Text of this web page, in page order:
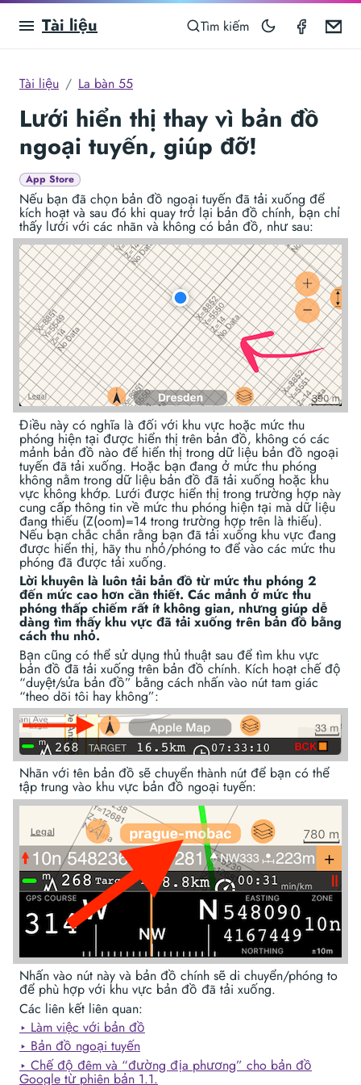
Tài liệu Tìm kiếm
Tài liệu La bàn 55
Lưới hiển thị thay vì bản đồ
ngoại tuyến, giúp đỡ!
App Store
Nếu bạn đã chọn bản đồ ngoại tuyến đã tải xuống để
kích hoạt và sau đó khi quay trở lại bản đồ chính, bạn chỉ
thấy lưới với các nhãn và không có bản đồ, như sau:
Điều này có nghĩa là đối với khu vực hoặc mức thu
phóng hiện tại được hiển thị trên bản đồ, không có các
mảnh bản đồ nào để hiển thị trong dữ liệu bản đồ ngoại
tuyến đã tải xuống. Hoặc bạn đang ở mức thu phóng
không nằm trong dữ liệu bản đồ đã tải xuống hoặc khu
vực không khớp. Lưới được hiển thị trong trường hợp này
cung cấp thông tin về mức thu phóng hiện tại mà dữ liệu
đang thiếu (Z(oom)=14 trong trường hợp trên là thiếu).
Nếu bạn chắc chắn rằng bạn đã tải xuống khu vực đang
được hiển thị, hãy thu nhỏ/phóng to để vào các mức thu
phóng đã được tải xuống.
Lời khuyên là luôn tải bản đồ từ mức thu phóng 2
đến mức cao hơn cần thiết. Các mảnh ở mức thu
phóng thấp chiếm rất ít không gian, nhưng giúp dễ
dàng tìm thấy khu vực đã tải xuống trên bản đồ bằng
cách thu nhỏ.
Bạn cũng có thể sử dụng thủ thuật sau để tìm khu vực
bản đồ đã tải xuống trên bản đồ chính. Kích hoạt chế độ
“duyệt/sửa bản đồ” bằng cách nhấn vào nút tam giác
“theo dõi tôi hay không”:
Nhãn với tên bản đồ sẽ chuyển thành nút để bạn có thể
tập trung vào khu vực bản đồ ngoại tuyến:
Nhấn vào nút này và bản đồ chính sẽ di chuyển/phóng to
để phù hợp với khu vực bản đồ đã tải xuống.
Các liên kết liên quan:
‣ Làm việc với bản đồ
‣ Bản đồ ngoại tuyến
‣ Chế độ đêm và “đường địa phương” cho bản đồ
Google từ phiên bản 1.1.